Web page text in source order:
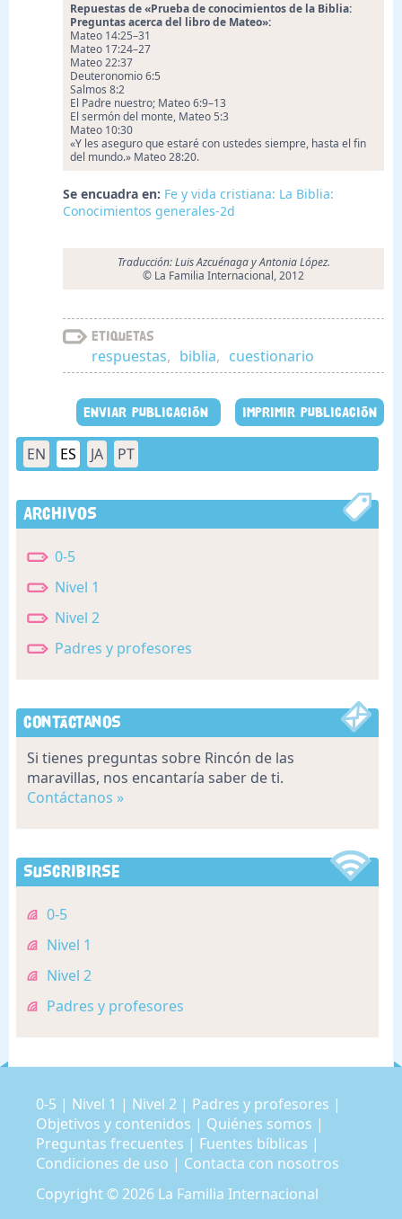
Repuestas de «Prueba de conocimientos de la Biblia:
Preguntas acerca del libro de Mateo»:
Mateo 14:25–31
Mateo 17:24–27
Mateo 22:37
Deuteronomio 6:5
Salmos 8:2
El Padre nuestro; Mateo 6:9–13
El sermón del monte, Mateo 5:3
Mateo 10:30
«Y les aseguro que estaré con ustedes siempre, hasta el fin
del mundo.» Mateo 28:20.
Se encuadra en: Fe y vida cristiana: La Biblia:
Conocimientos generales-2d
Traducción: Luis Azcuénaga y Antonia López.
© La Familia Internacional, 2012
Etiquetas
respuestas, biblia, cuestionario
ENVIAR PUBLICACIÓN IMPRIMIR PUBLICACIÓN
EN ES JA PT
Archivos
0-5
Nivel 1
Nivel 2
Padres y profesores
Contáctanos
Si tienes preguntas sobre Rincón de las
maravillas, nos encantaría saber de ti.
Contáctanos »
Suscribirse
0-5
Nivel 1
Nivel 2
Padres y profesores
0-5 | Nivel 1 | Nivel 2 | Padres y profesores |
Objetivos y contenidos | Quiénes somos |
Preguntas frecuentes | Fuentes bíblicas |
Condiciones de uso | Contacta con nosotros
Copyright © 2026 La Familia Internacional